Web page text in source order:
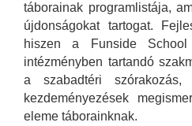
táborainak programlistája,
újdonságokat tartogat.
hiszen a Funside
intézményben tartandó
a szabadtéri
kezdeményezések
eleme táborainknak.